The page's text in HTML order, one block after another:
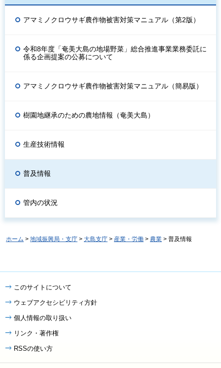
アマミノクロウサギ農作物被害対策マニュアル（第2版）
令和8年度「奄美大島の地場野菜」総合推進事業業務委託に
係る企画提案の公募について
アマミノクロウサギ農作物被害対策マニュアル（簡易版）
樹園地継承のための農地情報（奄美大島）
生産技術情報
普及情報
管内の状況
ホーム > 地域振興局・支庁 > 大島支庁 > 産業・労働 > 農業 > 普及情報
このサイトについて
ウェブアクセシビリティ方針
個人情報の取り扱い
リンク・著作権
RSSの使い方